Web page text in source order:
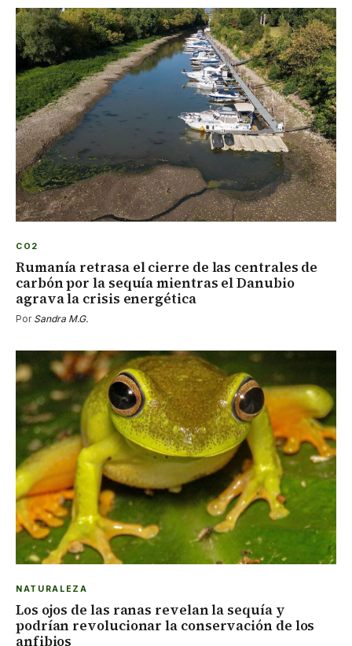
CO2
Rumanía retrasa el cierre de las centrales de
carbón por la sequía mientras el Danubio
agrava la crisis energética
Por Sandra M.G.
NATURALEZA
Los ojos de las ranas revelan la sequía y
podrían revolucionar la conservación de los
anfibios